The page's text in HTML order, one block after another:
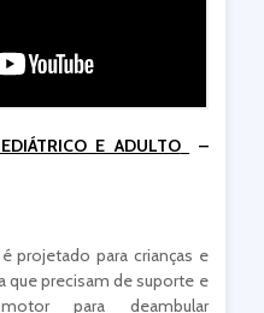
E ADULTO
–
é projetado para crianças e
que precisam de suporte e
para deambular